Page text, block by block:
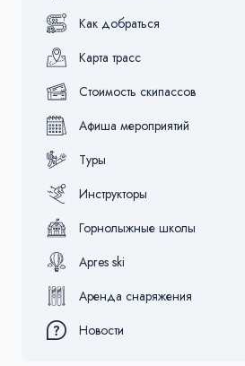
Как добраться
Карта трасс
Стоимость скипассов
Афиша мероприятий
Туры
Инструкторы
Горнолыжные школы
Apres ski
Аренда снаряжения
Новости